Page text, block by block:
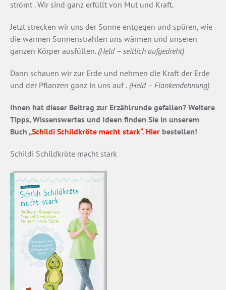
strömt . Wir sind ganz erfüllt von Mut und Kraft.
Jetzt strecken wir uns der Sonne entgegen und spüren, wie
die warmen Sonnenstrahlen uns wärmen und unseren
ganzen Körper ausfüllen. (Held – seitlich aufgedreht)
Dann schauen wir zur Erde und nehmen die Kraft der Erde
und der Pflanzen ganz in uns auf . (Held – Flankendehnung)
Ihnen hat dieser Beitrag zur Erzählrunde gefallen? Weitere
Tipps, Wissenswertes und Ideen finden Sie in unserem
Buch „Schildi Schildkröte macht stark“. Hier bestellen!
Schildi Schildkröte macht stark